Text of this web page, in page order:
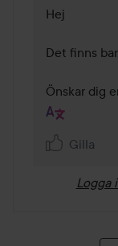
Hej
Det finns
Gilla
Logga